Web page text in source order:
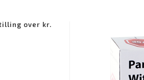
over kr.